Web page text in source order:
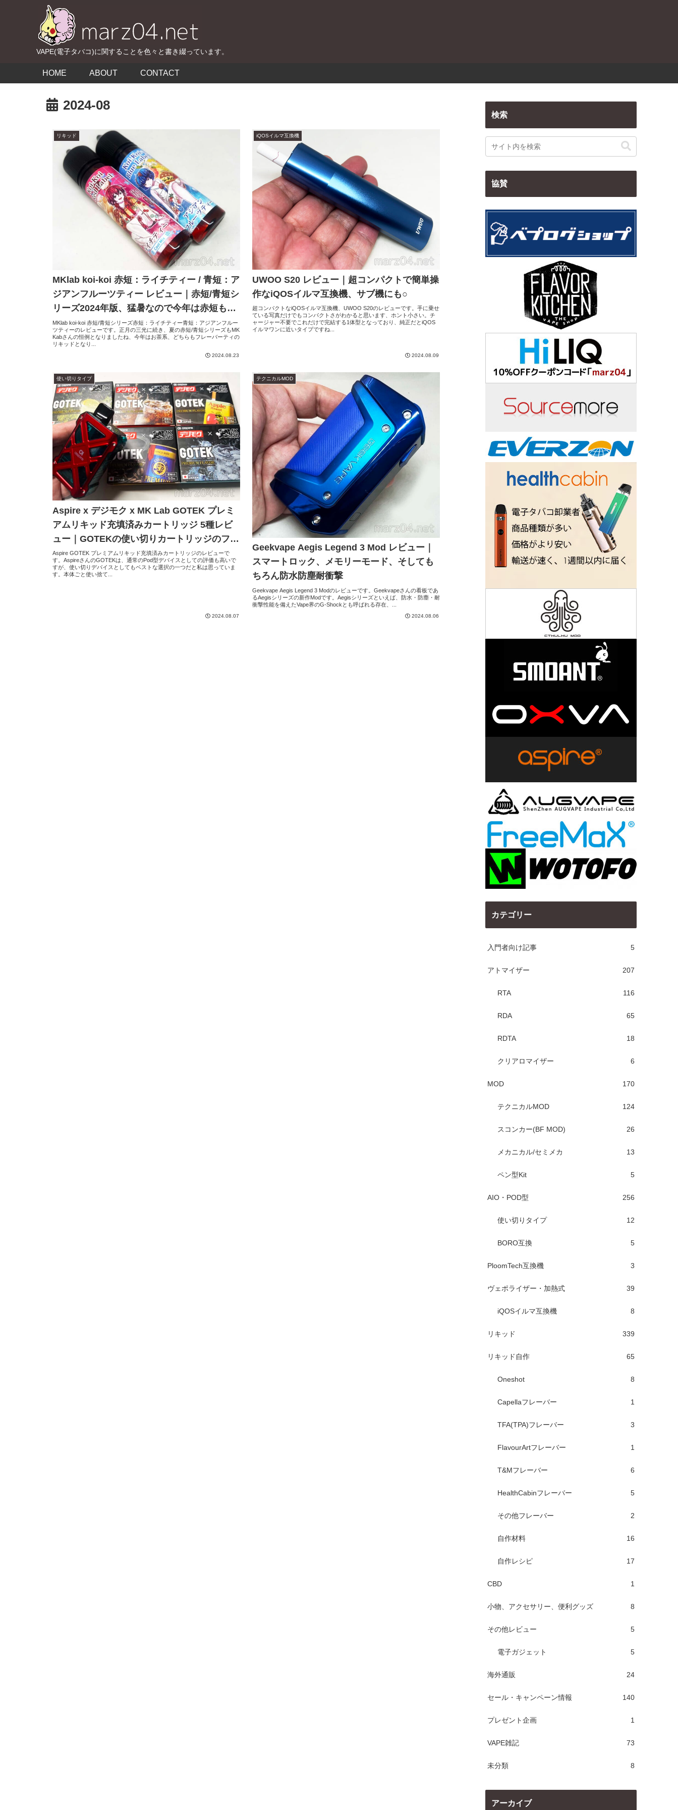
VAPE(電子タバコ)に関することを色々と書き綴っています。
HOME ABOUT CONTACT
2024-08
リキッド
MKlab koi-koi 赤短：ライチティー / 青短：ア
ジアンフルーツティー レビュー｜赤短/青短シ
リーズ2024年版、猛暑なので今年は赤短も清
涼入り！
MKlab koi-koi 赤短/青短シリーズ赤短：ライチティー青短：アジアンフルー
ツティーのレビューです。正月の三光に続き、夏の赤短/青短シリーズもMK
Kabさんの恒例となりましたね、今年はお茶系、どちらもフレーバーティの
リキッドとなり...
2024.08.23
iQOSイルマ互換機
UWOO S20 レビュー｜超コンパクトで簡単操
作なiQOSイルマ互換機、サブ機にも○
超コンパクトなiQOSイルマ互換機、UWOO S20のレビューです。手に乗せ
ている写真だけでもコンパクトさがわかると思います、ホント小さい。チ
ャージャー不要でこれだけで完結する1体型となっており、純正だとiQOS
イルマワンに近いタイプですね...
2024.08.09
使い切りタイプ
Aspire x デジモク x MK Lab GOTEK プレミ
アムリキッド充填済みカートリッジ 5種レビ
ュー｜GOTEKの使い切りカートリッジのフレ
ーバーをMK Labが監修！
Aspire GOTEK プレミアムリキッド充填済みカートリッジのレビューで
す。AspireさんのGOTEKは、通常のPod型デバイスとしての評価も高いで
すが、使い切りデバイスとしてもベストな選択の一つだと私は思っていま
す。本体ごと使い捨て...
2024.08.07
テクニカルMOD
Geekvape Aegis Legend 3 Mod レビュー｜
スマートロック、メモリーモード、そしても
ちろん防水防塵耐衝撃
Geekvape Aegis Legend 3 Modのレビューです。Geekvapeさんの看板であ
るAegisシリーズの新作Modです。Aegisシリーズといえば、防水・防塵・耐
衝撃性能を備えたVape界のG-Shockとも呼ばれる存在、...
2024.08.06
検索
協賛
カテゴリー
入門者向け記事 5
アトマイザー 207
RTA 116
RDA 65
RDTA 18
クリアロマイザー 6
MOD 170
テクニカルMOD 124
スコンカー(BF MOD) 26
メカニカル/セミメカ 13
ペン型Kit 5
AIO・POD型 256
使い切りタイプ 12
BORO互換 5
PloomTech互換機 3
ヴェポライザー・加熱式 39
iQOSイルマ互換機 8
リキッド 339
リキッド自作 65
Oneshot 8
Capellaフレーバー 1
TFA(TPA)フレーバー 3
FlavourArtフレーバー 1
T&Mフレーバー 6
HealthCabinフレーバー 5
その他フレーバー 2
自作材料 16
自作レシピ 17
CBD 1
小物、アクセサリー、便利グッズ 8
その他レビュー 5
電子ガジェット 5
海外通販 24
セール・キャンペーン情報 140
プレゼント企画 1
VAPE雑記 73
未分類 8
アーカイブ